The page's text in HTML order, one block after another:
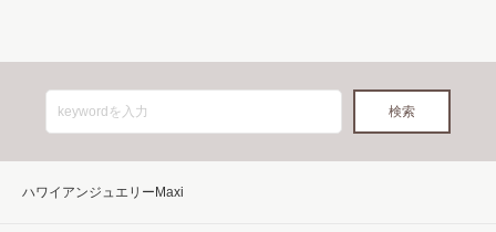
ハワイアンジュエリーMaxi